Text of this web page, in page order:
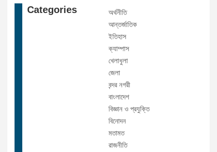
Categories
অর্থনীতি
আন্তর্জাতিক
ইতিহাস
ক্যাম্পাস
খেলাধুলা
জেলা
বন্দর নগরী
বাংলাদেশ
বিজ্ঞান ও প্রযুক্তি
বিনোদন
মতামত
রাজনীতি